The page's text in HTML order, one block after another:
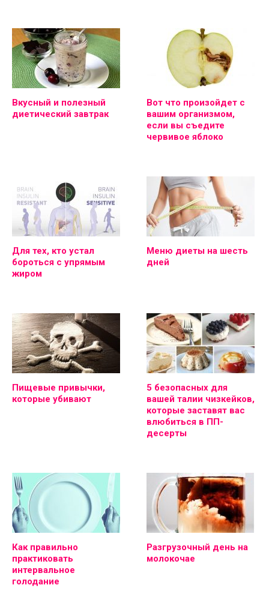
Вкусный и полезный
диетический завтрак
Вот что произойдет с
вашим организмом,
если вы съедите
червивое яблоко
Для тех, кто устал
бороться с упрямым
жиром
Меню диеты на шесть
дней
Пищевые привычки,
которые убивают
5 безопасных для
вашей талии чизкейков,
которые заставят вас
влюбиться в ПП-
десерты
Как правильно
практиковать
интервальное
голодание
Разгрузочный день на
молокочае